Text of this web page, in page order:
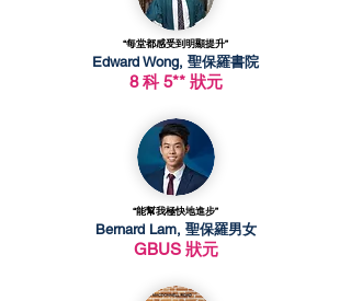
“每堂都感受到明顯提升”
Edward Wong, 聖保羅書院
8 科 5** 狀元
“能幫我極快地進步”
Bernard Lam, 聖保羅男女
GBUS 狀元